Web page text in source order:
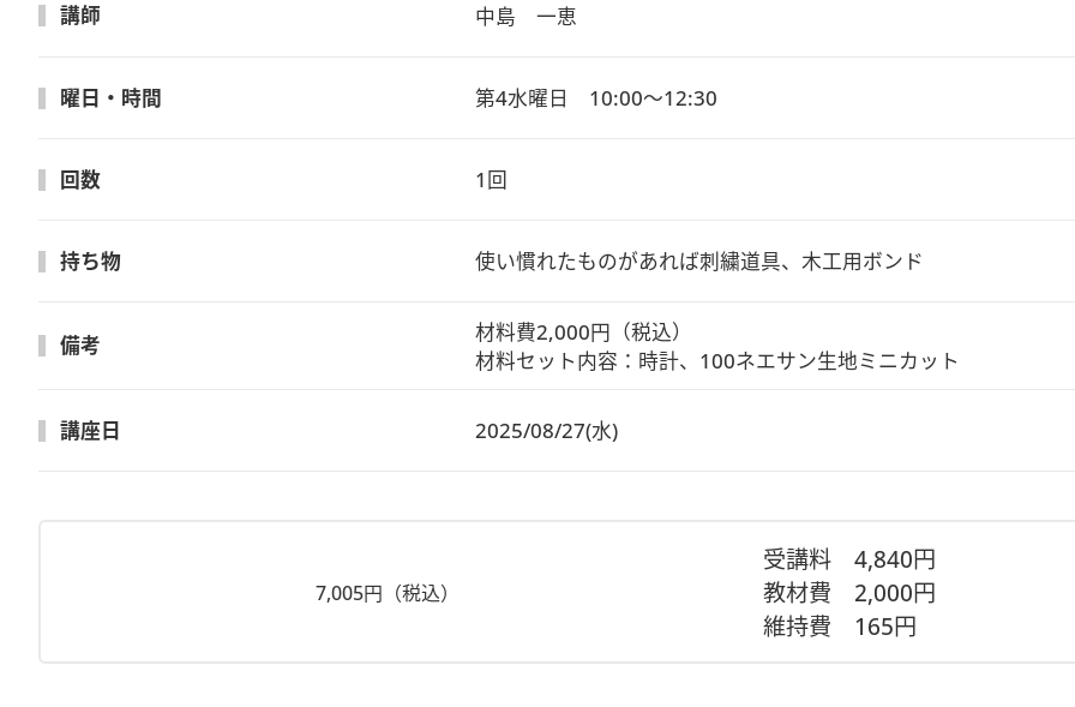
100ネエサンとは？
講師 中島　一恵
曜日・時間 第4水曜日　10:00～12:30
回数 1回
持ち物 使い慣れたものがあれば刺繍道具、木工用ボンド
備考
材料費2,000円（税込）
材料セット内容：時計、100ネエサン生地ミニカット
講座日 2025/08/27(水)
7,005円（税込）
受講料4,840円
教材費 2,000円
維持費 165円